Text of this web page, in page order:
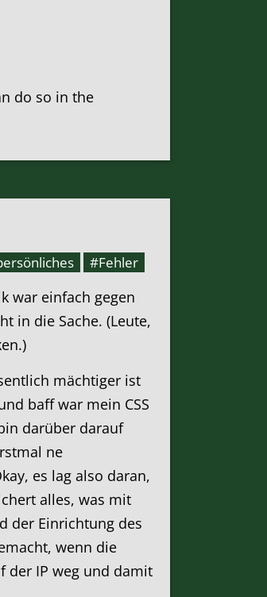
do so in the
#Fehler
war einfach gegen
in die Sache. (Leute,
mächtiger ist
baff war mein CSS
darüber darauf
ne
es lag also daran,
alles, was mit
der Einrichtung des
wenn die
der IP weg und damit